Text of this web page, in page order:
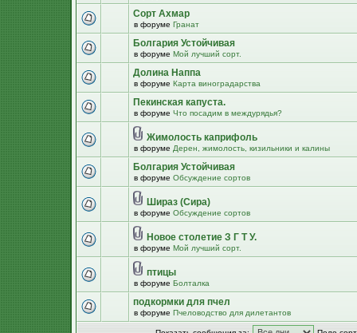
Сорт Ахмар
в форуме Гранат
Болгария Устойчивая
в форуме Мой лучший сорт.
Долина Наппа
в форуме Карта виноградарства
Пекинская капуста.
в форуме Что посадим в междурядья?
Жимолость каприфоль
в форуме Дерен, жимолость, кизильники и калины
Болгария Устойчивая
в форуме Обсуждение сортов
Шираз (Сира)
в форуме Обсуждение сортов
Новое столетие З Г Т У.
в форуме Мой лучший сорт.
птицы
в форуме Болталка
подкормки для пчел
в форуме Пчеловодство для дилетантов